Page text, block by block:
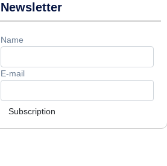
Newsletter
Name
E-mail
Subscription